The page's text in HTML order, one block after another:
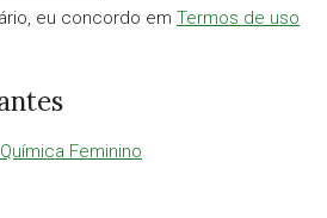
eu concordo em Termos de uso
Feminino